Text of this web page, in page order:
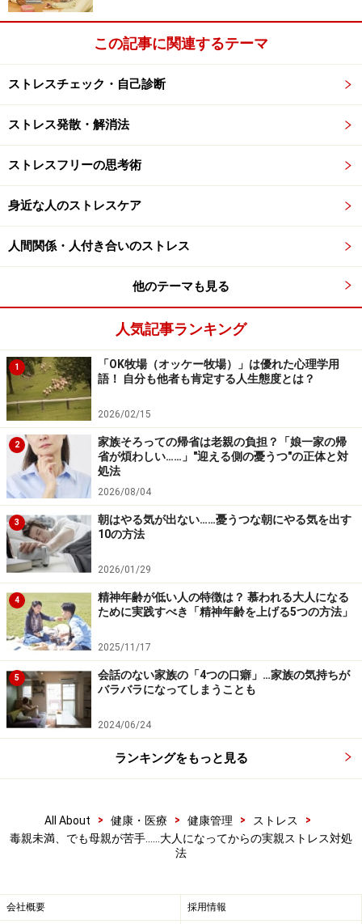
やめて」と何度言っても、一向にやめてくれない
分に困るような大きなものや高価なものを送ってくるこ
ともあり、親切の押し売りをする
いずれも細かいことばかりですが、このような親の行為
を継続的に受けると、子のストレスは深刻なものになっ
てしまいます
親に感謝できないのは親不孝？ 自分の性格
を責める子どもの心
こうしたストレスを受け続けていると、子の心には親を
うとましく思う気持ちが募り、そう思う自分を責めてし
まいがちになります。「親に感謝できないのは、私の性
格が悪いせい？」「親切にしてくれる親にイライラした
ら、罰が当たるかも」などと悩み続けると、さらにスト
レスが増してしまうでしょう。
しかし、親子といえども、生まれ育った年代や慣れ親し
んだ生活環境や文化、個性や価値観はそれぞれに異なる
のですから、親の意向に沿えなくても不思議ではありま
せん。ライフスタイルや価値観の合わない親に対して、
子どもが一方的にがまんしてしまうと、心の負担は非常
に大きなものになってしまいます。
親のことをうとましく思うのは、冷たい性格だからでは
ありません。適度な距離を保ちながら、お互いの意思や
ライフスタイルを尊重して付き合っていれば、自然とス
トレスは減りますし、適度な距離を保っているからこ
そ、お互いの存在を大切に思えるものです。
ない関係の築き方
大人として、親との関係にストレスを感じずに適度な距
することがとても大切です。これらの境界線は人間関係
すべてにおいて大切なものですが、特に互いの距離が近
この記事に関連するテーマ
ストレスチェック・自己診断
ストレス発散・解消法
ストレスフリーの思考術
身近な人のストレスケア
人間関係・人付き合いのストレス
他のテーマも見る
人気記事ランキング
1
「OK牧場（オッケー牧場）」は優れた心理学用
語！ 自分も他者も肯定する人生態度とは？
2026/02/15
2
家族そろっての帰省は老親の負担？「娘一家の帰
省が煩わしい……」"迎える側の憂うつ"の正体と対
処法
2026/08/04
3
朝はやる気が出ない……憂うつな朝にやる気を出す
10の方法
2026/01/29
4
精神年齢が低い人の特徴は？ 慕われる大人になる
ために実践すべき「精神年齢を上げる5つの方法」
2025/11/17
5
会話のない家族の「4つの口癖」…家族の気持ちが
バラバラになってしまうことも
2024/06/24
ランキングをもっと見る
All About > 健康・医療 > 健康管理 > ストレス
>
毒親未満、でも母親が苦手……大人になってからの実親ストレス対処
法
会社概要 採用情報